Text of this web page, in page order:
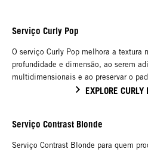
Serviço Curly Pop
O serviço Curly Pop melhora a textura
profundidade e dimensão, ao serem
multidimensionais e ao preservar o
EXPLORE CURLY
Serviço Contrast Blonde
Serviço Contrast Blonde para quem